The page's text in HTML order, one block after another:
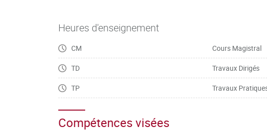
Heures d'enseignement
CM Cours Magistral
TD Travaux Dirigés
TP Travaux
Compétences visées